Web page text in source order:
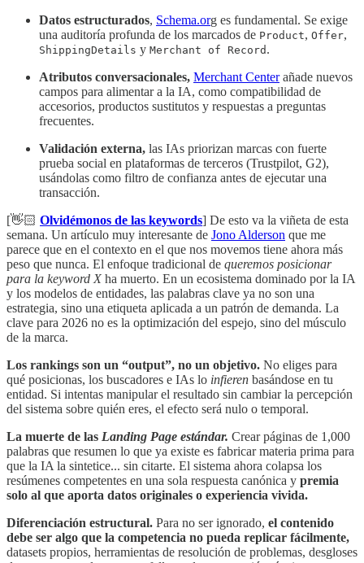
Datos estructurados, Schema.org es fundamental. Se exige
una auditoría profunda de los marcados de Product, Offer,
ShippingDetails y Merchant of Record .
Atributos conversacionales, Merchant Centerañade nuevos
campos para alimentar a la IA, como compatibilidad de
accesorios, productos sustitutos y respuestas a preguntas
frecuentes.
Validación externa, las IAs priorizan marcas con fuerte
prueba social en plataformas de terceros (Trustpilot, G2),
usándolas como filtro de confianza antes de ejecutar una
transacción.
[👋🏻 Olvidémonos de las keywords] De esto va la viñeta de esta
semana. Un artículo muy interesante de Jono Alderson que me
parece que en el contexto en el que nos movemos tiene ahora más
peso que nunca. El enfoque tradicional de queremos posicionar
para la keyword X ha muerto. En un ecosistema dominado por la IA
y los modelos de entidades, las palabras clave ya no son una
estrategia, sino una etiqueta aplicada a un patrón de demanda. La
clave para 2026 no es la optimización del espejo, sino del músculo
de la marca.
Los rankings son un “output”, no un objetivo. No eliges para
qué posicionas, los buscadores e IAs lo infieren basándose en tu
entidad. Si intentas manipular el resultado sin cambiar la percepción
del sistema sobre quién eres, el efecto será nulo o temporal.
La muerte de las Landing Page estándar. Crear páginas de 1,000
palabras que resumen lo que ya existe es fabricar materia prima para
que la IA la sintetice... sin citarte. El sistema ahora colapsa los
resúmenes competentes en una sola respuesta canónica y premia
solo al que aporta datos originales o experiencia vivida.
Diferenciación estructural. Para no ser ignorado, el contenido
debe ser algo que la competencia no pueda replicar fácilmente,
datasets propios, herramientas de resolución de problemas, desgloses